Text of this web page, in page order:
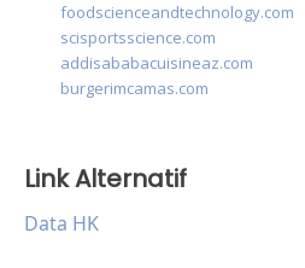
foodscienceandtechnology.com
scisportsscience.com
addisababacuisineaz.com
burgerimcamas.com
Link Alternatif
Data HK